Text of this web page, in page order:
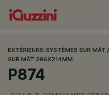
EXTÉRIEURS/SYSTÈMES SUR MÂT
SUR MÂT 296X214MM
P874